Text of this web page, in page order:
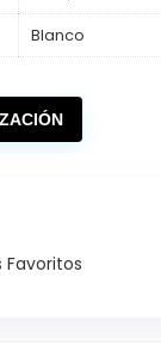
Blanco
Favoritos